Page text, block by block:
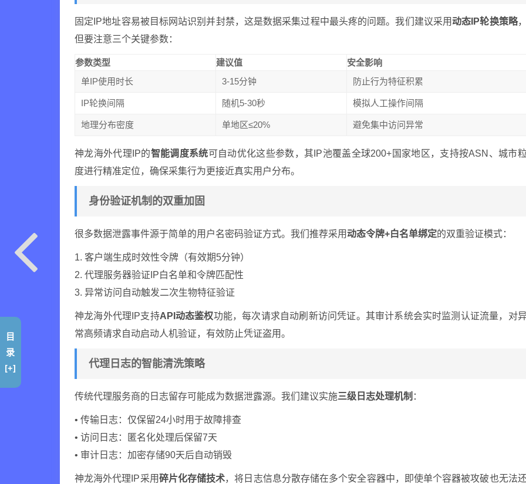
固定IP地址容易被目标网站识别并封禁，这是数据采集过程中最头疼的问题。我们建议采用动态IP轮换策略
但要注意三个关键参数：
参数类型 建议值
安全影响
单IP使用时长
3-15分钟 防止行为特征积累
IP轮换间隔 随机5-30秒 模拟人工操作间隔
地理分布密度 单地区≤20% 避免集中访问异常
神龙海外代理IP的智能调度系统可自动优化这些参数，其IP池覆盖全球200+国家地区，支持按ASN、城市
度进行精准定位，确保采集行为更接近真实用户分布。
身份验证机制的双重加固
很多数据泄露事件源于简单的用户名密码验证方式。我们推荐采用动态令牌+白名单绑定的双重验证模式：
1. 客户端生成时效性令牌（有效期5分钟）
2. 代理服务器验证IP白名单和令牌匹配性
3. 异常访问自动触发二次生物特征验证
神龙海外代理IP支持API动态鉴权功能，每次请求自动刷新访问凭证。其审计系统会实时监测认证流量，对
常高频请求自动启动人机验证，有效防止凭证盗用。
代理日志的智能清洗策略
传统代理服务商的日志留存可能成为数据泄露源。我们建议实施三级日志处理机制 ：
• 传输日志：仅保留24小时用于故障排查
• 访问日志：匿名化处理后保留7天
• 审计日志：加密存储90天后自动销毁
神龙海外代理IP采用碎片化存储技术，将日志信息分散存储在多个安全容器中，即使单个容器被攻破也无法
目
录
[+]